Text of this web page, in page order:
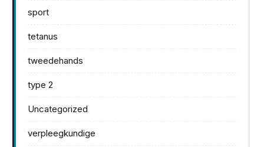
sport
tetanus
tweedehands
type 2
Uncategorized
verpleegkundige